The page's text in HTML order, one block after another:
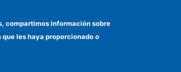
compartimos información sobre
les haya proporcionado o